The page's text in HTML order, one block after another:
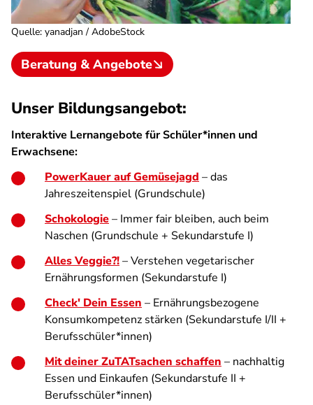
Quelle: yanadjan / AdobeStock
Beratung & Angebote
Unser Bildungsangebot:
Interaktive Lernangebote für Schüler*innen und
Erwachsene:
PowerKauer auf Gemüsejagd – das
Jahreszeitenspiel (Grundschule)
Schokologie– Immer fair bleiben, auch beim
Naschen (Grundschule + Sekundarstufe I)
Alles Veggie?!– Verstehen vegetarischer
Ernährungsformen (Sekundarstufe I)
Check' Dein Essen – Ernährungsbezogene
Konsumkompetenz stärken (Sekundarstufe I/II +
Berufsschüler*innen)
Mit deiner ZuTATsachen schaffen – nachhaltig
Essen und Einkaufen (Sekundarstufe II +
Berufsschüler*innen)